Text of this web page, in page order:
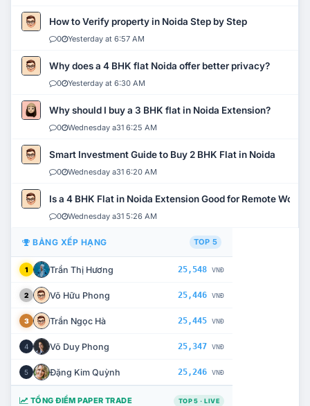
How to Verify property in Noida Step by Step
0 Yesterday at 6:57 AM
Why does a 4 BHK flat Noida offer better privacy?
0 Yesterday at 6:30 AM
Why should I buy a 3 BHK flat in Noida Extension?
0 Wednesday a31 6:25 AM
Smart Investment Guide to Buy 2 BHK Flat in Noida
0 Wednesday a31 6:20 AM
Is a 4 BHK Flat in Noida Extension Good for Remote Work?
0 Wednesday a31 5:26 AM
BẢNG XẾP HẠNG TOP 5
1 Trần Thị Hương 25,548 VNĐ
2 Võ Hữu Phong 25,446 VNĐ
3 Trần Ngọc Hà 25,445 VNĐ
4 Võ Duy Phong 25,347 VNĐ
5 Đặng Kim Quỳnh 25,246 VNĐ
TỔNG ĐIỂM PAPER TRADE TOP 5 · LIVE